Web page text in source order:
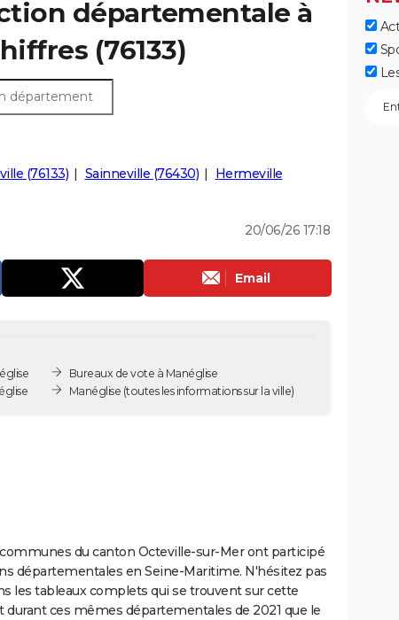
départementale à
(76133)
(76133) Sainneville (76430)
Hermeville
20/06/26 17:18
Email
Bureaux de vote à Manéglise
Manéglise (toutes les informations sur la ville)
du canton Octeville-sur-Mer ont participé
départementales en Seine-Maritime. N'hésitez pas
les tableaux complets qui se trouvent sur cette
durant ces mêmes départementales de 2021 que le